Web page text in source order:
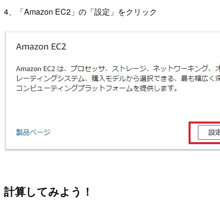
4、「Amazon EC2」の「設定」をクリック
計算してみよう！